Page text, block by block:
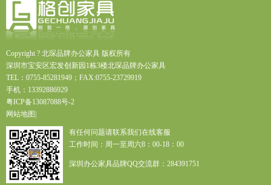
Copyright ? 北琛品牌办公家具 版权所有
深圳市宝安区宏发创新园1栋3楼北琛品牌办公家具
TEL：0755-85281949；FAX:0755-23729919
手机：13392886929
粤ICP备13087088号-2
网站地图|
有任何问题请联系我们在线客服
工作时间：周一至周六8：00-18：00
深圳办公家具品牌QQ交流群：284391751